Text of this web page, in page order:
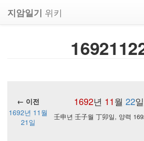
지암일기 위키
1692년 11월 22일
← 이전
1692년 11월
21일
壬申년 壬子월 丁卯일, 양력